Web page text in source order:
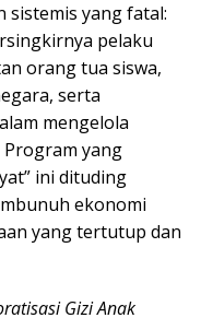
sistemis yang fatal:
pelaku
orang tua siswa,
serta
mengelola
yang
ini dituding
ekonomi
yang tertutup dan
Gizi Anak